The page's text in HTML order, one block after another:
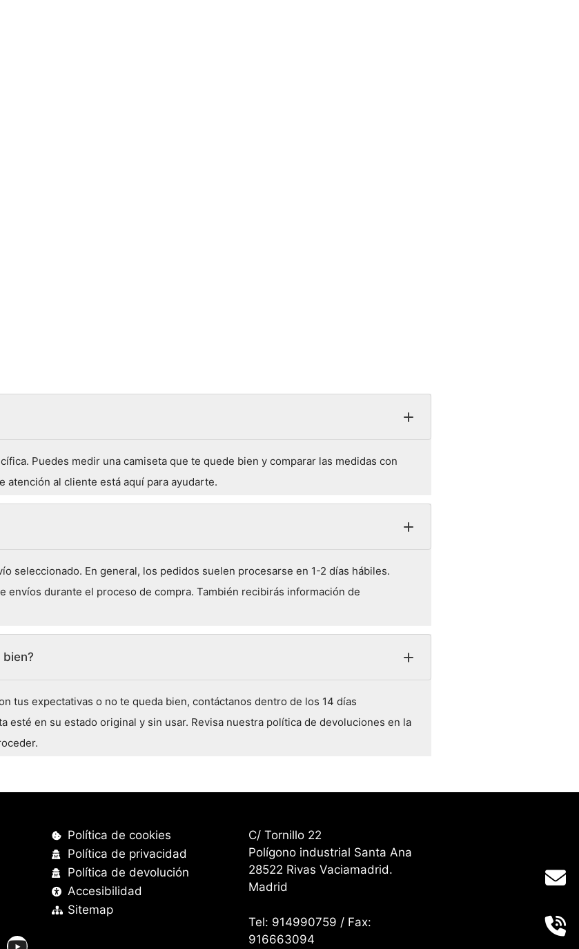
Puedes medir una camiseta que te quede bien y comparar las medidas con
atención al cliente está aquí para ayudarte.
seleccionado. En general, los pedidos suelen procesarse en 1-2 días hábiles.
envíos durante el proceso de compra. También recibirás información de
tus expectativas o no te queda bien, contáctanos dentro de los 14 días
en su estado original y sin usar. Revisa nuestra política de devoluciones en la
Política de cookies
Política de privacidad
Política de devolución
Accesibilidad
Sitemap
C/ Tornillo 22
Polígono industrial Santa Ana
28522 Rivas Vaciamadrid.
Madrid
Tel: 914990759 / Fax:
916663094